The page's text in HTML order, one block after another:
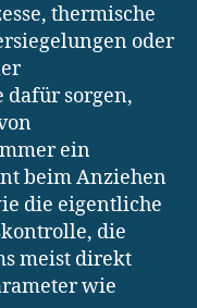
thermische
oder
dafür sorgen,
ein
beim Anziehen
die eigentliche
die
meist direkt
wie